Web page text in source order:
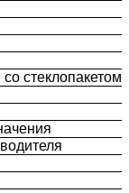
стеклопакетом